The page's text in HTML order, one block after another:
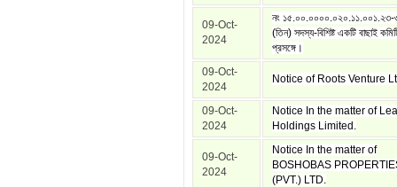
09-Oct-
2024
নং
(তিন) সদস্য-বিশিষ্ট একটি বাছাই
প্রসঙ্গে।
09-Oct-
2024
Notice of Roots Venture
09-Oct-
2024
Notice In the matter of
Holdings Limited.
09-Oct-
2024
Notice In the matter of
BOSHOBAS
(PVT.) LTD.